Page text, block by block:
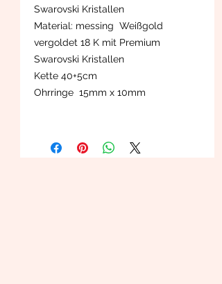
Swarovski Kristallen
Material: messing Weißgold
vergoldet 18 K mit Premium
Swarovski Kristallen
Kette 40+5cm
Ohrringe 15mm x 10mm